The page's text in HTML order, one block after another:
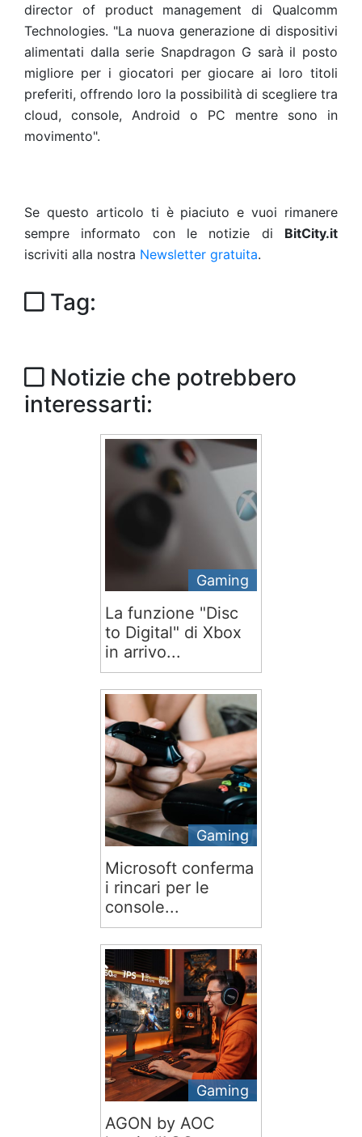
director of product management di Qualcomm
Technologies. "La nuova generazione di dispositivi
alimentati dalla serie Snapdragon G sarà il posto
migliore per i giocatori per giocare ai loro titoli
preferiti, offrendo loro la possibilità di scegliere tra
cloud, console, Android o PC mentre sono in
movimento".
Se questo articolo ti è piaciuto e vuoi rimanere
sempre informato con le notizie di BitCity.it
iscriviti alla nostra Newsletter gratuita.
Tag:
Notizie che potrebbero
interessarti:
Gaming
La funzione "Disc
to Digital" di Xbox
in arrivo...
Gaming
Microsoft conferma
i rincari per le
console...
Gaming
AGON by AOC